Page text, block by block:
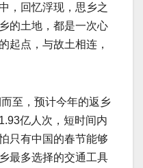
，回忆浮现，思乡之
的土地，都是一次心
起点，与故土相连，
至，预计今年的返乡
亿人次，短时间内
只有中国的春节能够
最多选择的交通工具